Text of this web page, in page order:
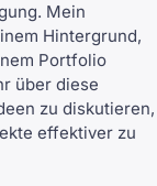
Mein
Hintergrund,
Portfolio
über diese
zu diskutieren,
effektiver zu